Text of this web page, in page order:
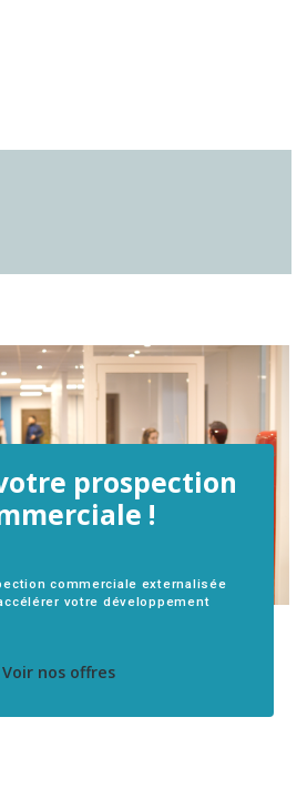
prospection
!
commerciale externalisée
votre développement
Voir nos offres